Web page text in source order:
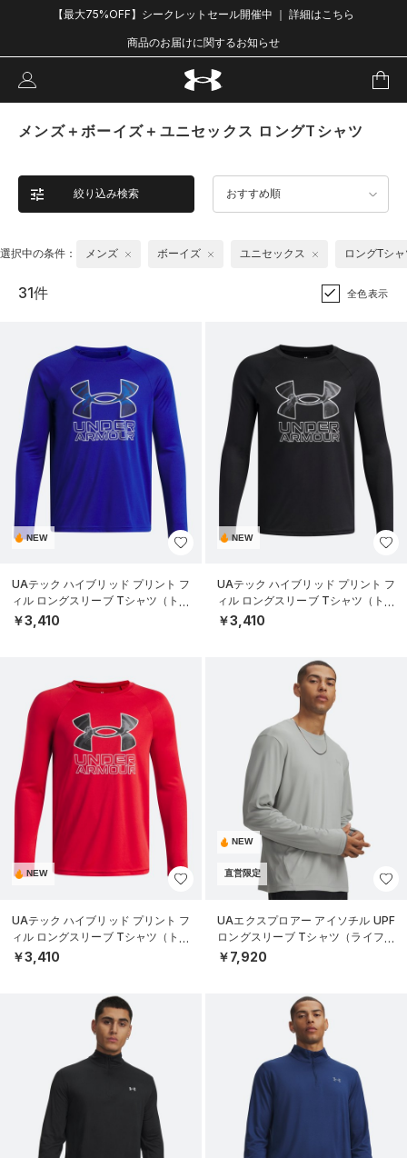
【最大75%OFF】シークレットセール開催中 ｜ 詳細はこちら
商品のお届けに関するお知らせ
メンズ＋ボーイズ＋ユニセックス ロングTシャツ
絞り込み検索 おすすめ順
選択中の条件： メンズ ボーイズ ユニセックス ロングTシ
31件 全色表示
NEW
UAテック ハイブリッド プリント フ
ィル ロングスリーブ Tシャツ（トレ
ーニング/BOYS）
￥3,410
NEW
UAテック ハイブリッド プリント フ
ィル ロングスリーブ Tシャツ（トレ
ーニング/BOYS）
￥3,410
NEW
UAテック ハイブリッド プリント フ
ィル ロングスリーブ Tシャツ（トレ
ーニング/BOYS）
￥3,410
NEW
直営限定
UAエクスプロアー アイソチル UPF
ロングスリーブ Tシャツ（ライフス
タイル/MEN）
￥7,920